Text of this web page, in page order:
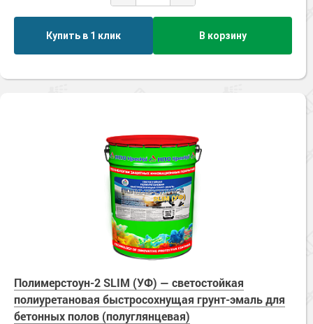
Купить в 1 клик В корзину
Полимерстоун-2 SLIM (УФ) — светостойкая
полиуретановая быстросохнущая грунт-эмаль для
бетонных полов (полуглянцевая)